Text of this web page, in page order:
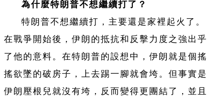
為什麼特朗普不想繼續打了？
特朗普不想繼續打，主要還是家裡起火了。
在戰爭開始後，伊朗的抵抗和反擊力度之強出乎
了他的意料。在特朗普的設想中，伊朗就是個搖
搖欲墜的破房子，上去踢一腳就會垮。但事實是
伊朗壓根兒就沒有垮，反而變得更團結了，並且